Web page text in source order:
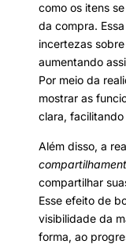
como os itens
da compra.
incertezas
aumentando
Por meio da
mostrar as
clara,
Além disso, a
compartilhar
Esse efeito de
visibilidade da
forma, ao